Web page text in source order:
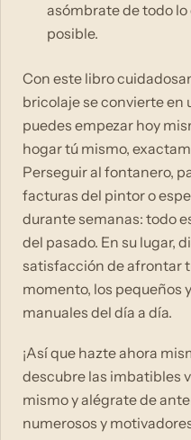
asómbrate de todo lo
posible.
Con este libro
bricolaje se convierte en
puedes empezar hoy
hogar tú mismo,
Perseguir al fontanero,
facturas del pintor o
durante semanas: todo
del pasado. En su lugar,
satisfacción de afrontar
momento, los pequeños
manuales del día a día.
¡Así que hazte ahora
descubre las imbatibles
mismo y alégrate de
numerosos y